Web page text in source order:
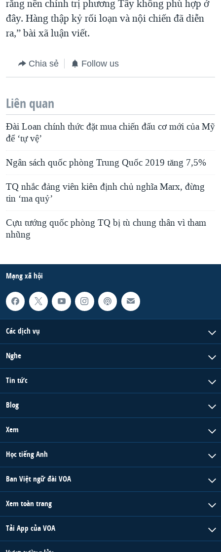
rằng nền chính trị phương Tây không phù hợp ở
đây. Hàng thập kỷ rối loạn và nội chiến đã diễn
ra,” bài xã luận viết.
Chia sẻ Follow us
Liên quan
Đài Loan chính thức đặt mua chiến đấu cơ mới của Mỹ
để ‘tự vệ’
Ngân sách quốc phòng Trung Quốc 2019 tăng 7,5%
TQ nhắc đảng viên kiên định chủ nghĩa Marx, đừng
tin ‘ma quỷ’
Cựu tướng quốc phòng TQ bị tù chung thân vì tham
nhũng
Mạng xã hội
Các dịch vụ
Nghe
Tin tức
Blog
Xem
Học tiếng Anh
Ban Việt ngữ đài VOA
Xem toàn trang
Tải App của VOA